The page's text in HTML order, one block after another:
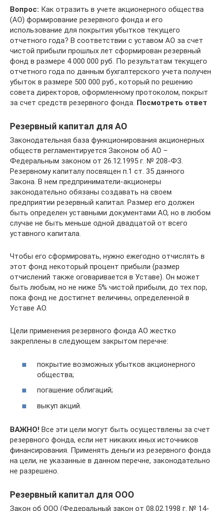
Вопрос: Как отразить в учете акционерного общества
(АО) формирование резервного фонда и его
использование для покрытия убытков текущего
отчетного года? В соответствии с уставом АО за счет
чистой прибыли прошлых лет сформирован резервный
фонд в размере 4 000 000 руб. По результатам текущего
отчетного года по данным бухгалтерского учета получен
убыток в размере 500 000 руб., который по решению
совета директоров, оформленному протоколом, покрыт
за счет средств резервного фонда. Посмотреть ответ
Резервный капитал для АО
Законодательная база функционирования акционерных
обществ регламентируется Законом об АО –
Федеральным законом от 26.12.1995 г. № 208-ФЗ.
Резервному капиталу посвящен п.1 ст. 35 данного
Закона. В нем предприниматели-акционеры
законодательно обязаны создавать на своем
предприятии резервный капитал. Размер его должен
быть определен уставными документами АО, но в любом
случае не быть меньше одной двадцатой от всего
уставного капитала.
Чтобы его сформировать, нужно ежегодно отчислять в
этот фонд некоторый процент прибыли (размер
отчислений также оговаривается в Уставе). Он может
быть любым, но не ниже 5% чистой прибыли, до тех пор,
пока фонд не достигнет величины, определенной в
Уставе АО.
Цели применения резервного фонда АО жестко
закреплены в следующем закрытом перечне:
покрытие возможных убытков акционерного
общества;
погашение облигаций;
выкуп акций.
ВАЖНО! Все эти цели могут быть осуществлены за счет
резервного фонда, если нет никаких иных источников
финансирования. Применять деньги из резервного фонда
на цели, не указанные в данном перечне, законодательно
не разрешено.
Резервный капитал для ООО
Закон об ООО (Федеральный закон от 08.02.1998 г. № 14-